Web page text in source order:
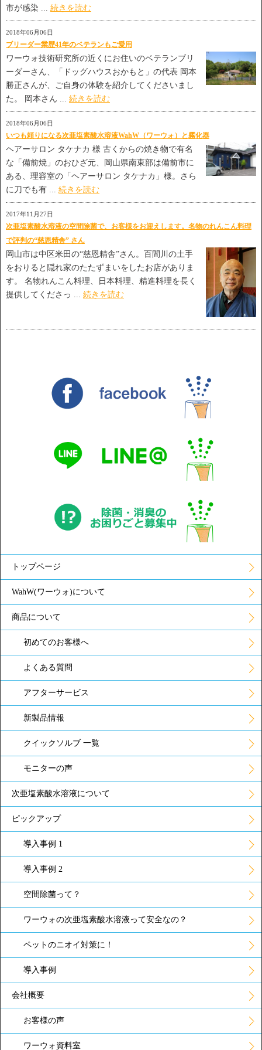
市が感染 ... 続きを読む
2018年06月06日
ブリーダー業歴41年のベテランもご愛用
ワーウォ技術研究所の近くにお住いのベテランブリ
ーダーさん、「ドッグハウスおかもと」の代表 岡本
勝正さんが、ご自身の体験を紹介してくださいまし
た。 岡本さん ... 続きを読む
2018年06月06日
いつも頼りになる次亜塩素酸水溶液WahW（ワーウォ）と霧化器
ヘアーサロン タケナカ 様 古くからの焼き物で有名
な「備前焼」のおひざ元、岡山県南東部は備前市に
ある、理容室の「ヘアーサロン タケナカ」様。さら
に刀でも有 ... 続きを読む
2017年11月27日
次亜塩素酸水溶液の空間除菌で、お客様をお迎えします。名物のれんこん料理
で評判の“慈恩精舎” さん
岡山市は中区米田の“慈恩精舎”さん。百間川の土手
をおりると隠れ家のたたずまいをしたお店がありま
す。 名物れんこん料理、日本料理、精進料理を長く
提供してくださっ ... 続きを読む
トップページ
WahW(ワーウォ)について
商品について
初めてのお客様へ
よくある質問
アフターサービス
新製品情報
クイックソルブ 一覧
モニターの声
次亜塩素酸水溶液について
ピックアップ
導入事例 1
導入事例 2
空間除菌って？
ワーウォの次亜塩素酸水溶液って安全なの？
ペットのニオイ対策に！
導入事例
会社概要
お客様の声
ワーウォ資料室